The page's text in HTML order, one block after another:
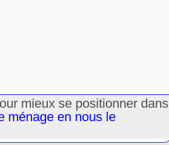
mieux se positionner dans
ménage en nous le